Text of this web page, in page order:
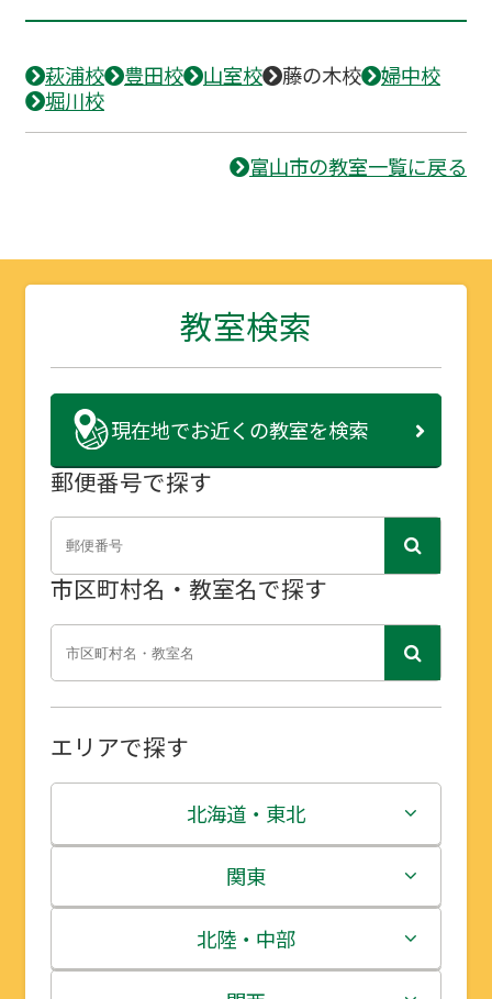
萩浦校 豊田校 山室校 藤の木校
婦中校
堀川校
富山市の教室一覧に戻る
教室検索
現在地でお近くの教室を検索
郵便番号で探す
市区町村名・教室名で探す
エリアで探す
北海道・東北
北海道
青森県
関東
茨城県
北陸・中部